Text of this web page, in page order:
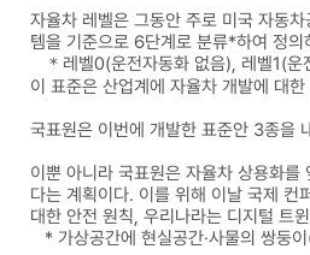
자율차 레벨은 그동안 주로 미국 자동
템을 기준으로 6단계로 분류*하여 정의
＊레벨0(운전자동화 없음), 레벨1(운
이 표준은 산업계에 자율차 개발에 대
국표원은 이번에 개발한 표준안 3종을
이뿐 아니라 국표원은 자율차 상용화
다는 계획이다. 이를 위해 이날 국제 컨
대한 안전 원칙, 우리나라는 디지털 트
* 가상공간에 현실공간·사물의 쌍둥